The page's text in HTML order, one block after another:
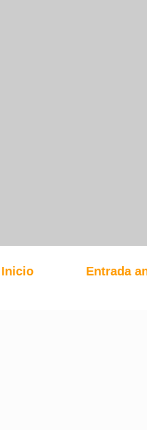
Entrada
Inicio